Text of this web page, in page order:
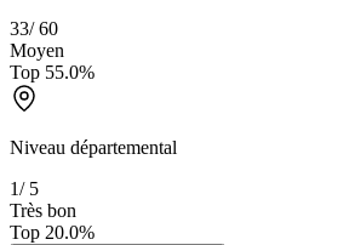
33/60
Moyen
Top 55.0%
Niveau départemental
1/ 5
Très bon
Top 20.0%